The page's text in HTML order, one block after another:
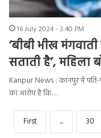
16 July 2024 - 3:40 PM
‘बीबी भीख
सताती है’, महिला
Kanpur News : कानपुर में
का आरोप है कि…
First ... 30